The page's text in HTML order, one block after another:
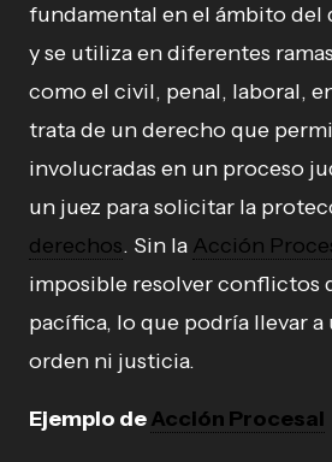
fundamental en el ámbito del
y se utiliza en diferentes
como el civil, penal, laboral,
trata de un derecho que
involucradas en un proceso
un juez para solicitar la
derechos. Sin la Acción
imposible resolver conflictos
pacífica, lo que podría llevar a
orden ni justicia.
Ejemplo deAcción Procesal